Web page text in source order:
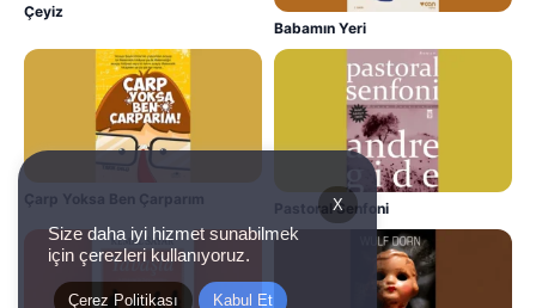
Çeyiz
Babamın Yeri
Çarp Yoksa Ben Çarparım
Pastoral Senfoni
X
Size daha iyi hizmet sunabilmek
için çerezleri kullanıyoruz.
Çerez Politikası Kabul Et